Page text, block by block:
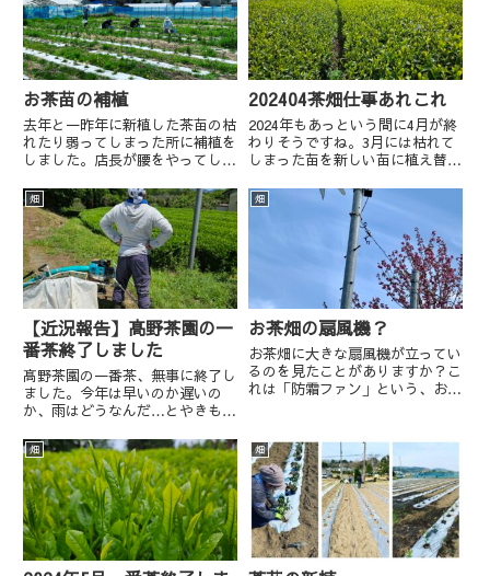
お茶苗の補植
去年と一昨年に新植した茶苗の枯
れたり弱ってしまった所に補植を
しました。店長が腰をやってしま
していただきました。お手伝いい
ただいた皆様、ありがとうござい
ました！
202404茶畑仕事あれこれ
2024年もあっという間に4月が終
わりそうですね。3月には枯れて
しまった苗を新しい苗に植え替え
てからは急激に草が伸び始めるの
で、草払い、草取り、芽の状態を
チェックしています。また、半ば
には有志にお集まりいただき...
畑
【近況報告】髙野茶園の一
番茶終了しました
髙野茶園の一番茶、無事に終了し
ました。今年は早いのか遅いの
か、雨はどうなんだ…とやきもき
め、今年は5月2日に初摘採、3日
に製茶となりました。ありがたい
ことになんとか天気はもち、期間
中毎日摘採と製茶を繰り返すこと
が...
畑
お茶畑の扇風機？
お茶畑に大きな扇風機が立ってい
るのを見たことがありますか？こ
れは「防霜ファン」という、お茶
うと芽が死んでしまい摘めなくな
ってしまいます。そのため、気温
が下がるとセンサーが感知し
て、...
畑 畑